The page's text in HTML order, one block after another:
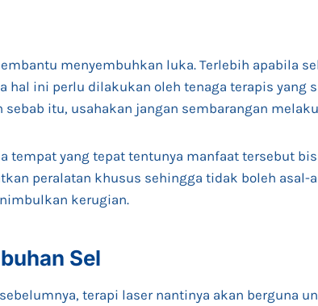
menyembuhkan luka. Terlebih apabila
hal ini perlu dilakukan oleh tenaga terapis yang
sebab itu, usahakan jangan sembarangan
tempat yang tepat tentunya manfaat tersebut
peralatan khusus sehingga tidak boleh asal-
kerugian.
Sel
terapi laser nantinya akan berguna